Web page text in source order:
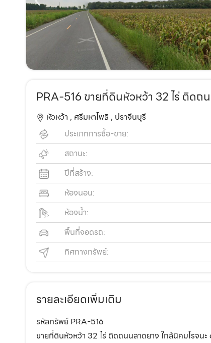
PRA-516 ขายที่ดินหัวหว้า 32 ไร่ ติดถ
หัวหว้า , ศรีมหาโพธิ , ปราจีนบุรี
ประเภทการซื้อ-ขาย:
สถานะ:
ปีที่สร้าง:
ห้องนอน:
ห้องน้ำ:
พื้นที่จอดรถ:
ทิศทางทรัพย์:
รายละเอียดเพิ่มเติม
รหัสทรัพย์ PRA-516
ขายที่ดินหัวหว้า 32 ไร่ ติดถนนลาดยาง ใกล้นิคมโรจน